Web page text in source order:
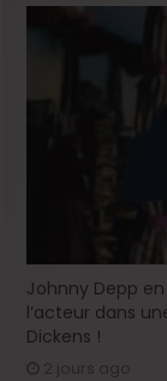
Johnny Depp
l’acteur dans
Dickens !
2 jours ago